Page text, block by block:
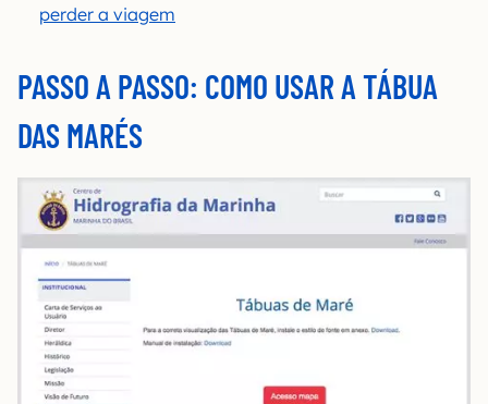
perder a viagem
PASSO A PASSO: COMO USAR A TÁBUA
DAS MARÉS